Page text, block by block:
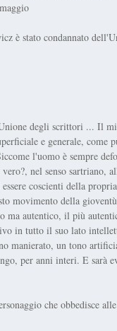
è stato condannato
degli scrittori ... Il
e generale, come
l'uomo è sempre
nel senso sartriano,
coscienti della
movimento della
autentico, il più
in tutto il suo lato
manierato, un tono
per anni interi. E sarà
che obbedisce